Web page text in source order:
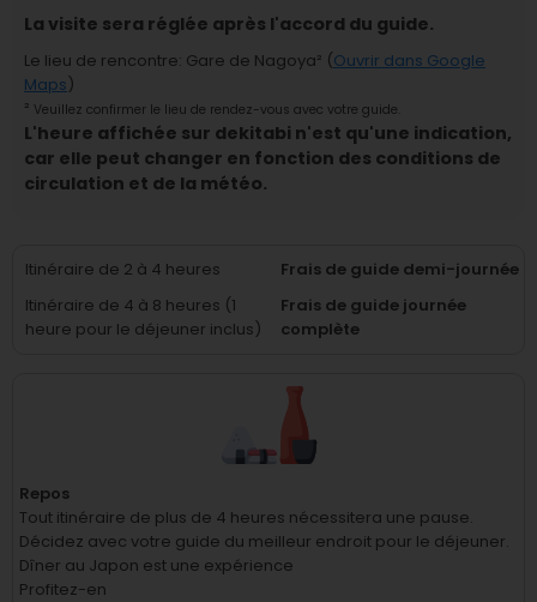
La visite sera réglée après l'accord du guide.
Le lieu de rencontre: Gare de Nagoya² (Ouvrir dans Google
Maps)
² Veuillez confirmer le lieu de rendez-vous avec votre guide.
L'heure affichée sur dekitabi n'est qu'une indication,
car elle peut changer en fonction des conditions de
circulation et de la météo.
Itinéraire de 2 à 4 heures
Frais de guide demi-journée
Itinéraire de 4 à 8 heures (1
heure pour le déjeuner inclus)
Frais de guide journée
complète
Repos
Tout itinéraire de plus de 4 heures nécessitera une pause.
Décidez avec votre guide du meilleur endroit pour le déjeuner.
Dîner au Japon est une expérience
Profitez-en